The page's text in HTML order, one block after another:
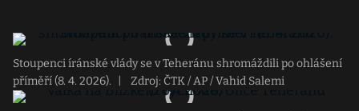
Stoupenci íránské vlády se v Teheránu shromáždili po ohlášení
příměří (8. 4. 2026).
Zdroj: ČTK / AP / Vahid Salemi